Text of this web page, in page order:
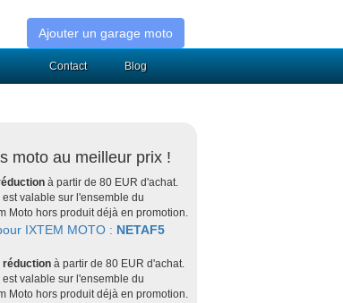
Ajouter un garage moto
Blog
Contact
moto au meilleur prix !
à partir de 80 EUR d'achat.
valable sur l'ensemble du
Moto hors produit déjà en promotion.
IXTEM MOTO : NETAF5
réduction à partir de 80 EUR d'achat.
valable sur l'ensemble du
Moto hors produit déjà en promotion.